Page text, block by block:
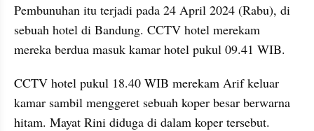
Pembunuhan itu terjadi pada 24 April 2024 (Rabu), di
sebuah hotel di Bandung. CCTV hotel merekam
mereka berdua masuk kamar hotel pukul 09.41 WIB.
CCTV hotel pukul 18.40 WIB merekam Arif keluar
kamar sambil menggeret sebuah koper besar berwarna
hitam. Mayat Rini diduga di dalam koper tersebut.